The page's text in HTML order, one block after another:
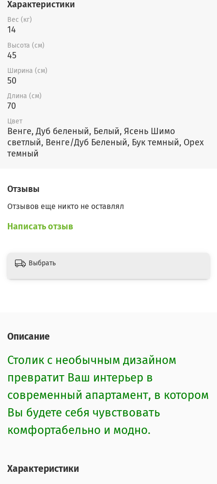
Характеристики
Вес (кг)
14
Высота (см)
45
Ширина (см)
50
Длина (см)
70
Цвет
Венге, Дуб беленый, Белый, Ясень Шимо
светлый, Венге/Дуб Беленый, Бук темный, Орех
темный
Отзывы
Отзывов еще никто не оставлял
Написать отзыв
Выбрать
Описание
Столик с необычным дизайном
превратит Ваш интерьер в
современный апартамент, в котором
Вы будете себя чувствовать
комфортабельно и модно.
Характеристики